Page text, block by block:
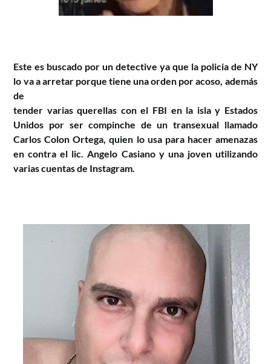
Este es buscado por un detective ya que la policia de NY
lo va a arretar porque tiene una orden por acoso, además
de
tender varias querellas con el FBI en la isla y Estados
Unidos por ser compinche de un transexual llamado
Carlos Colon Ortega, quien lo usa para hacer amenazas
en contra el lic. Angelo Casiano y una joven utilizando
varias cuentas de Instagram.